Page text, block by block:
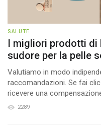
SALUTE
I migliori prodotti di
sudore per la pelle
Valutiamo in modo
raccomandazioni. Se fai
ricevere una
2289